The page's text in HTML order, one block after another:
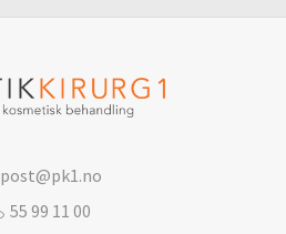
post@pk1.no
55 99 11 00